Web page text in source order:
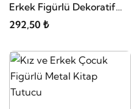
Erkek Figürlü Dekoratif
Metal Kitap Tutucu
292,50 ₺